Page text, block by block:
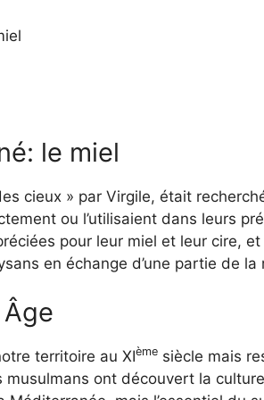
le miel
cieux » par Virgile, était
ou l’utilisaient dans leurs
pour leur miel et leur cire,
en échange d’une partie de la
territoire au XIème siècle mais
ont découvert la